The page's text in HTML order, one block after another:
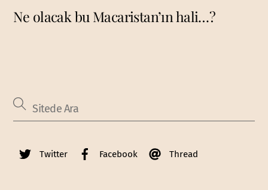
Ne olacak bu Macaristan’ın hali…?
Twitter Facebook Thread